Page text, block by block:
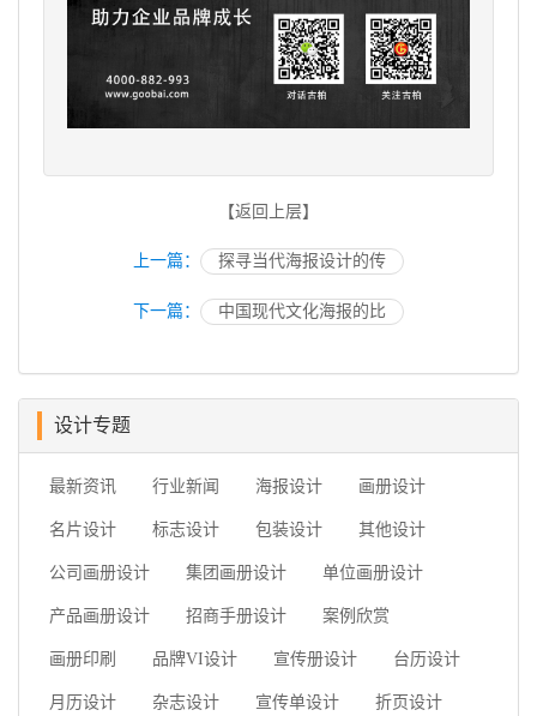
【返回上层】
上一篇： 探寻当代海报设计的传
下一篇： 中国现代文化海报的比
设计专题
最新资讯 行业新闻 海报设计 画册设计
名片设计 标志设计 包装设计 其他设计
公司画册设计 集团画册设计 单位画册设计
产品画册设计 招商手册设计 案例欣赏
画册印刷 品牌VI设计 宣传册设计 台历设计
月历设计 杂志设计 宣传单设计 折页设计